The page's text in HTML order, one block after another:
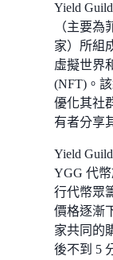
Yield
（主要
家）所組
虛擬世界
(NFT)。
優化其社
有者分享
Yield
YGG 代幣
行代幣眾
價格逐漸
家共同的
後不到 5